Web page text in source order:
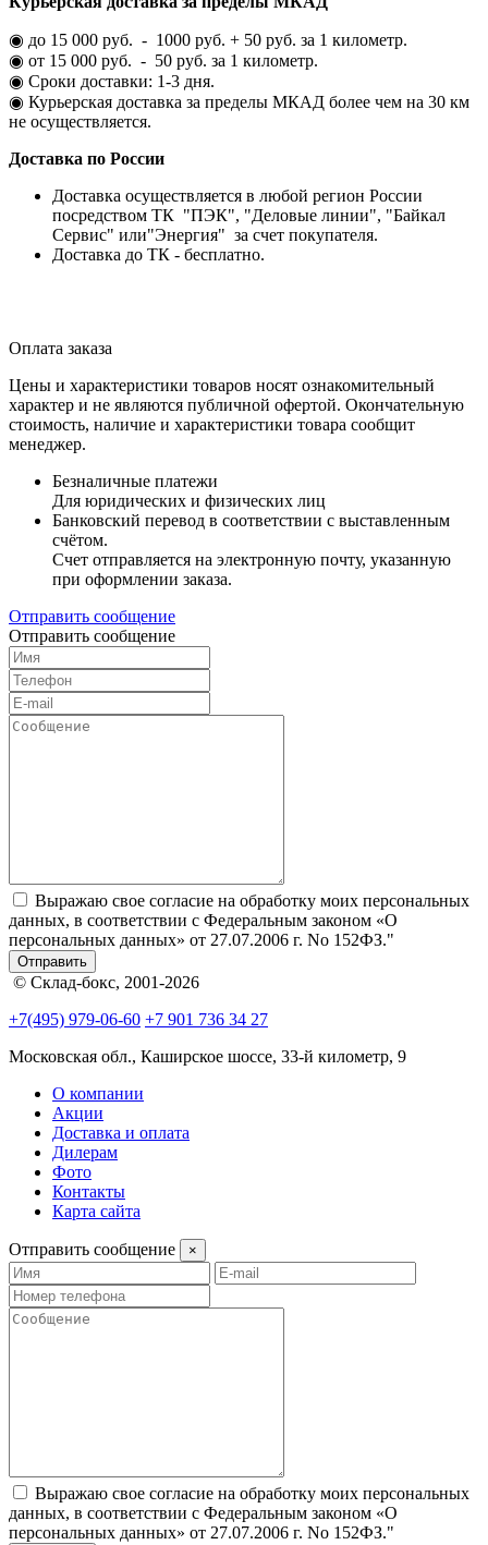
◉ до 15 000 руб. - 1000 руб. + 50 руб. за 1 километр.
◉ от 15 000 руб. - 50 руб. за 1 километр.
◉ Сроки доставки: 1-3 дня.
◉ Курьерская доставка за пределы МКАД более чем на 30 км
не осуществляется.
Доставка по России
Доставка осуществляется в любой регион России
посредством ТК "ПЭК", "Деловые линии", "Байкал
Сервис" или"Энергия" за счет покупателя.
Доставка до ТК - бесплатно.
Оплата заказа
Цены и характеристики товаров носят ознакомительный
характер и не являются публичной офертой. Окончательную
стоимость, наличие и характеристики товара сообщит
менеджер.
Безналичные платежи
Для юридических и физических лиц
Банковский перевод в соответствии с выставленным
счётом.
Счет отправляется на электронную почту, указанную
при оформлении заказа.
Отправить сообщение
Отправить сообщение
Выражаю свое согласие на обработку моих персональных
данных, в соответствии с Федеральным законом «О
персональных данных» от 27.07.2006 г. No 152­ФЗ."
Отправить
© Склад-бокс, 2001-2026
+7(495) 979-06-60 +7 901 736 34 27
Московская обл., Каширское шоссе, 33-й километр, 9
О компании
Акции
Доставка и оплата
Дилерам
Фото
Контакты
Карта сайта
Отправить сообщение ×
Выражаю свое согласие на обработку моих персональных
данных, в соответствии с Федеральным законом «О
персональных данных» от 27.07.2006 г. No 152­ФЗ."